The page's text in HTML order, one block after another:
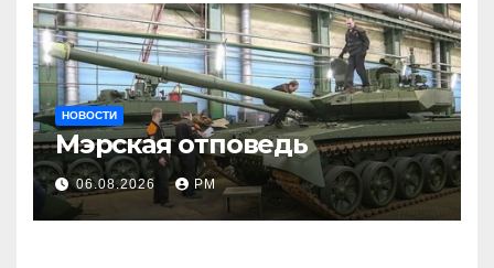
НОВОСТИ
Мэрская отповедь
06.08.2026 РМ